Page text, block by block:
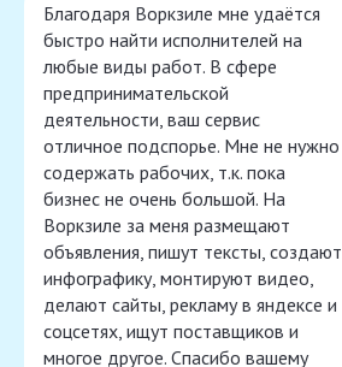
Благодаря Воркзиле мне удаётся
быстро найти исполнителей на
любые виды работ. В сфере
предпринимательской
деятельности, ваш сервис
отличное подспорье. Мне не нужно
содержать рабочих, т.к. пока
бизнес не очень большой. На
Воркзиле за меня размещают
объявления, пишут тексты, создают
инфографику, монтируют видео,
делают сайты, рекламу в яндексе и
соцсетях, ищут поставщиков и
многое другое. Спасибо вашему